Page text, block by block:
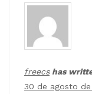
freecshas
30 de agosto